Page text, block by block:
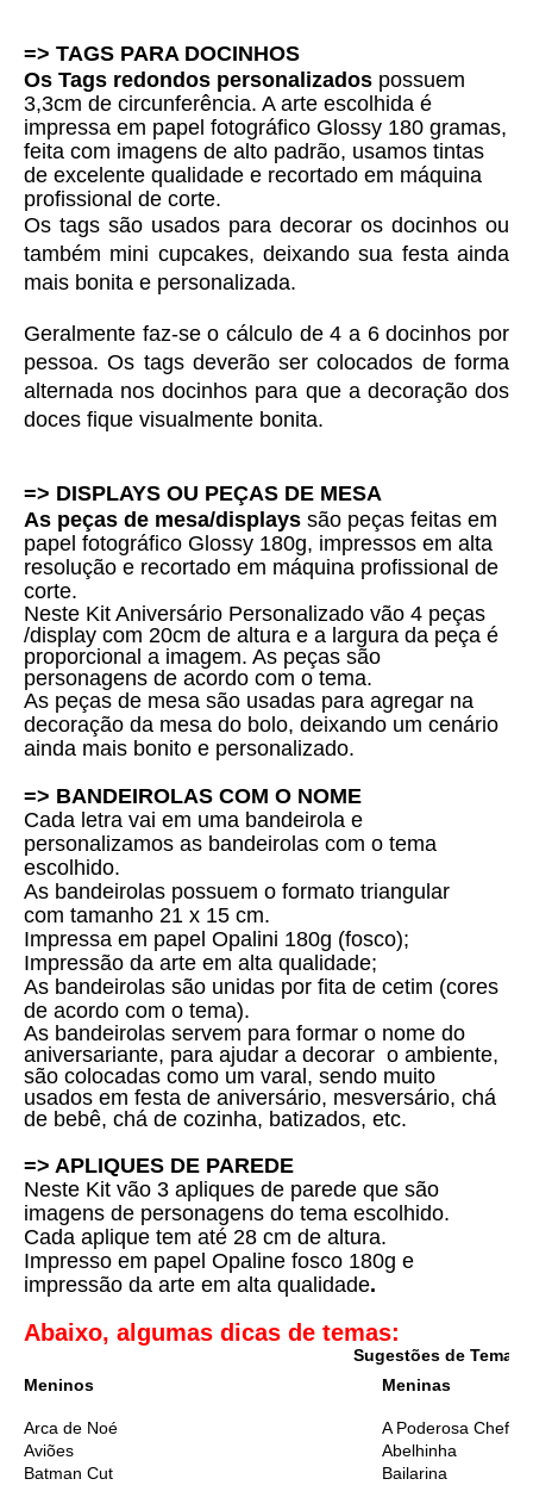
=> TAGS PARA DOCINHOS
Os Tags redondos personalizados possuem
3,3cm de circunferência. A arte escolhida é
impressa em papel fotográfico Glossy 180 gramas,
feita com imagens de alto padrão, usamos tintas
de excelente qualidade e recortado em máquina
profissional de corte.
Os tags são usados para decorar os docinhos ou
também mini cupcakes, deixando sua festa ainda
mais bonita e personalizada.
Geralmente faz-se o cálculo de 4 a 6 docinhos por
pessoa. Os tags deverão ser colocados de forma
alternada nos docinhos para que a decoração dos
doces fique visualmente bonita.
=> DISPLAYS OU PEÇAS DE MESA
As peças de mesa/displays são peças feitas em
papel fotográfico Glossy 180g, impressos em alta
resolução e recortado em máquina profissional de
corte.
Neste Kit Aniversário Personalizado vão 4 peças
/display com 20cm de altura e a largura da peça é
proporcional a imagem. As peças são
personagens de acordo com o tema.
As peças de mesa são usadas para agregar na
decoração da mesa do bolo, deixando um cenário
ainda mais bonito e personalizado.
=> BANDEIROLAS COM O NOME
Cada letra vai em uma bandeirola e
personalizamos as bandeirolas com o tema
escolhido.
As bandeirolas possuem o formato triangular
com tamanho 21 x 15 cm.
Impressa em papel Opalini 180g (fosco);
Impressão da arte em alta qualidade;
As bandeirolas são unidas por fita de cetim (cores
de acordo com o tema).
As bandeirolas servem para formar o nome do
aniversariante, para ajudar a decorar o ambiente,
são colocadas como um varal, sendo muito
usados em festa de aniversário, mesversário, chá
de bebê, chá de cozinha, batizados, etc.
=> APLIQUES DE PAREDE
Neste Kit vão 3 apliques de parede que são
imagens de personagens do tema escolhido.
Cada aplique tem até 28 cm de altura.
Impresso em papel Opaline fosco 180g e
impressão da arte em alta qualidade.
Abaixo, algumas dicas de temas:
Sugestões de Temas
Meninos
Meninas
Arca de Noé
A Poderosa
Aviões
Abelhinha
Batman Cut
Bailarina